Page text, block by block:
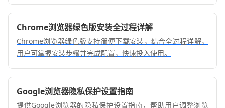
Chrome浏览器绿色版安装全过程详解
Chrome浏览器绿色版支持简便下载安装，结合全过程详解，
用户可掌握安装步骤并完成配置，快速投入使用。
Google浏览器隐私保护设置指南
提供Google浏览器的隐私保护设置指南，帮助用户调整浏览